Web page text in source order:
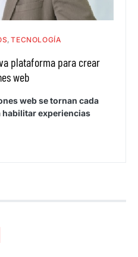
TECNOLOGÍA
plataforma para crear
web
web se tornan cada
habilitar experiencias